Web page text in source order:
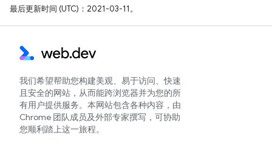
最后更新时间 (UTC)：2021-03-11。
我们希望帮助您构建美观、易于访问、快速
且安全的网站，从而能跨浏览器并为您的所
有用户提供服务。本网站包含各种内容，由
Chrome 团队成员及外部专家撰写，可协助
您顺利踏上这一旅程。